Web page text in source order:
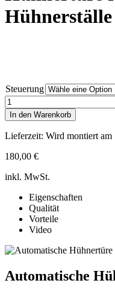
Hühnerställe
Steuerung
Paket
automatische
Hühnertüre
für
Hühnerställe
In den Warenkorb
Lieferzeit: Wird montiert am
180,00 €
inkl. MwSt.
Eigenschaften
Qualität
Vorteile
Video
Automatische